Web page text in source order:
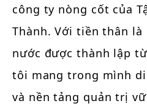
công ty nòng cốt của
Thành. Với tiền thân là
nước được thành lập
tôi mang trong mình
và nền tảng quản trị